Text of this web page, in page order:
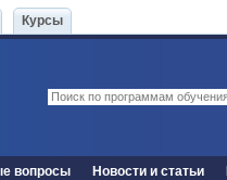
Курсы
вопросы Новости и статьи